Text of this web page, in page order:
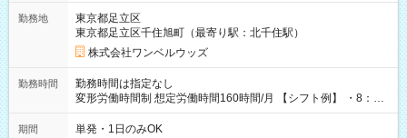
勤務地
東京都足立区
東京都足立区千住旭町（最寄り駅：北千住駅）
株式会社ワンベルウッズ
勤務時間
勤務時間は指定なし
変形労働時間制 想定労働時間160時間/月 【シフト例】 ・8：00
～21：00
期間 単発・1日のみOK